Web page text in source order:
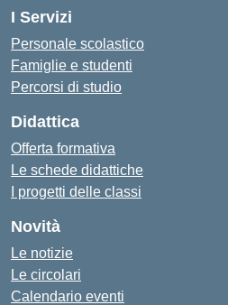
I Servizi
Personale scolastico
Famiglie e studenti
Percorsi di studio
Didattica
Offerta formativa
Le schede didattiche
I progetti delle classi
Novità
Le notizie
Le circolari
Calendario eventi